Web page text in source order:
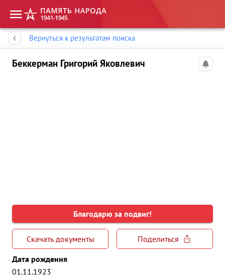
Вернуться к результатам поиска
Беккерман Григорий Яковлевич
Благодарю за подвиг!
Скачать документы
Поделиться
Дата рождения
01.11.1923
Память народа